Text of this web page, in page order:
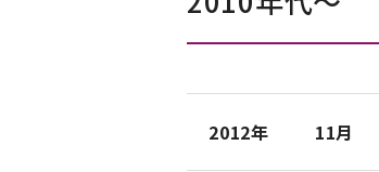
2012年 11月